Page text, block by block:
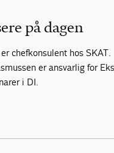
på dagen
chefkonsulent hos SKAT.
er ansvarlig for
i DI.